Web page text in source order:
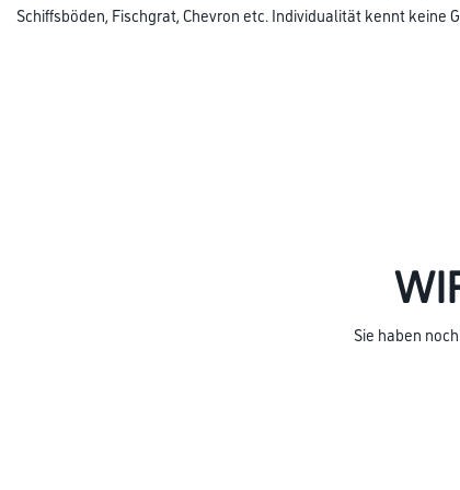
Schiffsböden, Fischgrat, Chevron etc. Individualität kennt keine
Sie haben